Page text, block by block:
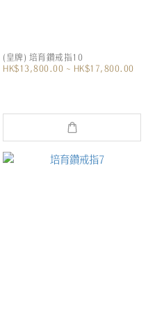
(皇牌) 培育鑽戒指10
HK$13,800.00 ~ HK$17,800.00